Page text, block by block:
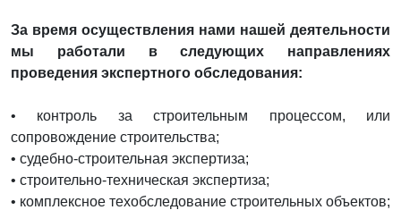
За время осуществления нами нашей деятельности
мы работали в следующих направлениях
проведения экспертного обследования:
• контроль за строительным процессом, или
сопровождение строительства;
• судебно-строительная экспертиза;
• строительно-техническая экспертиза;
• комплексное техобследование строительных объектов;